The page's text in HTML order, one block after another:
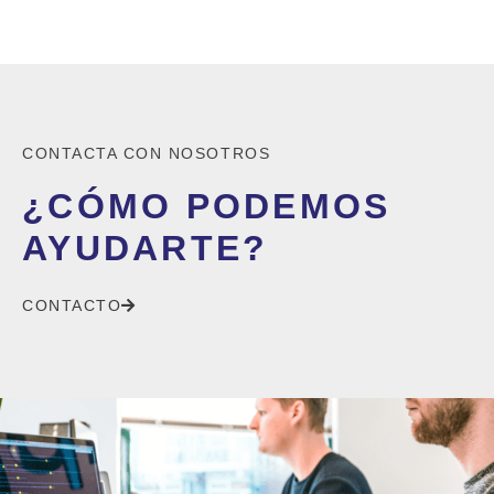
CONTACTA CON NOSOTROS
¿CÓMO PODEMOS
AYUDARTE?
CONTACTO